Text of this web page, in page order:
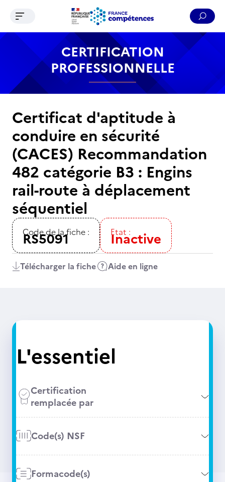
Contenu Recherche Menu Pied de page
Ouvrir le menu de navigation
CERTIFICATION
PROFESSIONNELLE
Certificat d'aptitude à
conduire en sécurité
(CACES) Recommandation
482 catégorie B3 : Engins
rail-route à déplacement
séquentiel
Code de la fiche :
RS5091 Etat :
Inactive
Télécharger la fiche Aide en ligne
L'essentiel
Certification
remplacée par
Code(s) NSF
Formacode(s)